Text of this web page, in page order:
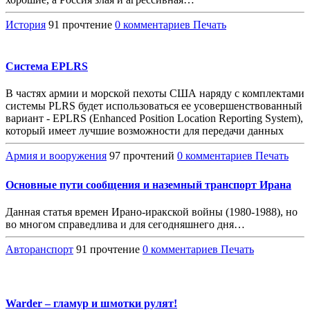
История 91 прочтение 0 комментариев Печать
Система EPLRS
В частях армии и морской пехоты США наряду с комплектами
системы PLRS будет использоваться ее усовершенствованный
вариант - EPLRS (Enhanced Position Location Reporting System),
который имеет лучшие возможности для передачи данных
Армия и вооружения 97 прочтений 0 комментариев Печать
Основные пути сообщения и наземный транспорт Ирана
Данная статья времен Ирано-иракской войны (1980-1988), но
во многом справедлива и для сегодняшнего дня…
Авторанспорт 91 прочтение 0 комментариев Печать
Warder – гламур и шмотки рулят!